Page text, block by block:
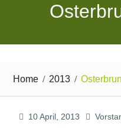
Home 2013
10 April, 2013